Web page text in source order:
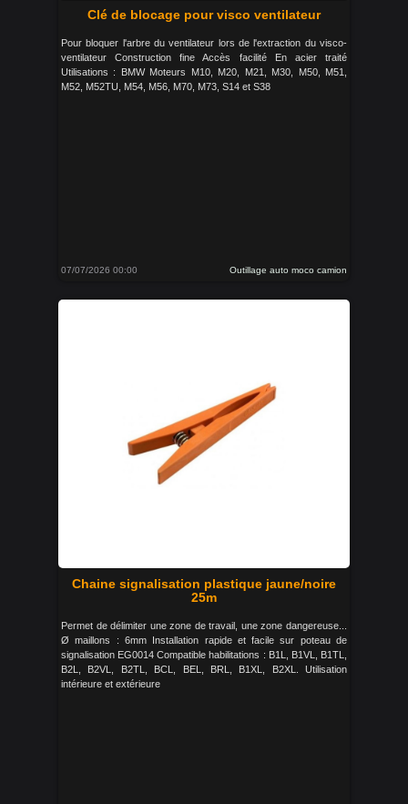
Clé de blocage pour visco ventilateur
Pour bloquer l'arbre du ventilateur lors de l'extraction du visco-
ventilateur Construction fine Accès facilité En acier traité
Utilisations : BMW Moteurs M10, M20, M21, M30, M50, M51,
M52, M52TU, M54, M56, M70, M73, S14 et S38
07/07/2026 00:00 Outillage auto moco camion
Chaine signalisation plastique jaune/noire
25m
Permet de délimiter une zone de travail, une zone dangereuse...
Ø maillons : 6mm Installation rapide et facile sur poteau de
signalisation EG0014 Compatible habilitations : B1L, B1VL, B1TL,
B2L, B2VL, B2TL, BCL, BEL, BRL, B1XL, B2XL. Utilisation
intérieure et extérieure